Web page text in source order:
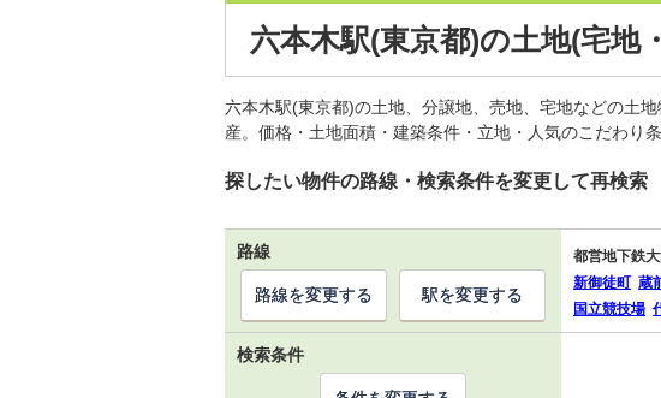
六本木駅(東京都)の土地(宅地
六本木駅(東京都)の土地、分譲地、売地、宅地などの土
産。価格・土地面積・建築条件・立地・人気のこだわり
探したい物件の路線・検索条件を変更して再検索
路線 都営地下鉄大
新御徒町 蔵
国立競技場
路線を変更する 駅を変更する
検索条件